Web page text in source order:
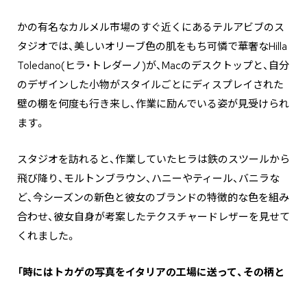
かの有名なカルメル市場のすぐ近くにあるテルアビブのス
タジオでは、美しいオリーブ色の肌をもち可憐で華奢なHilla
Toledano(ヒラ・トレダーノ)が、Macのデスクトップと、自分
のデザインした小物がスタイルごとにディスプレイされた
壁の棚を何度も行き来し、作業に励んでいる姿が見受けられ
ます。
スタジオを訪れると、作業していたヒラは鉄のスツールから
飛び降り、モルトンブラウン、ハニーやティール、バニラな
ど、今シーズンの新色と彼女のブランドの特徴的な色を組み
合わせ、彼女自身が考案したテクスチャードレザーを見せて
くれました。
「時にはトカゲの写真をイタリアの工場に送って、その柄と